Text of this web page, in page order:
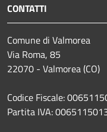
CONTATTI
Comune di Valmorea
Via Roma, 85
22070 - Valmorea (CO)
Codice Fiscale:
Partita IVA: